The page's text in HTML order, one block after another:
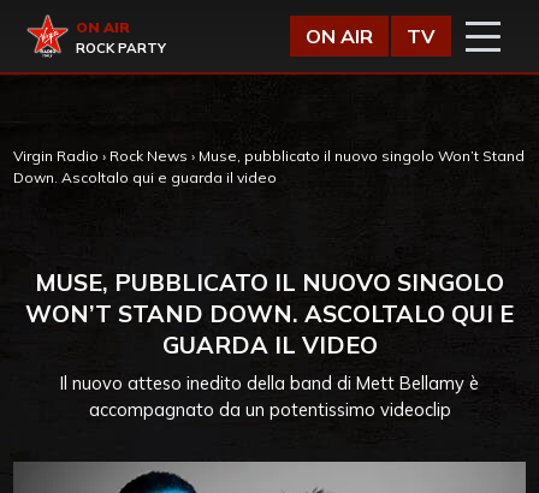
Virgin Radio
ON AIR
ROCK PARTY
ON AIR TV
Virgin Radio › Rock News › Muse, pubblicato il nuovo singolo Won’t Stand
Down. Ascoltalo qui e guarda il video
MUSE, PUBBLICATO IL NUOVO SINGOLO
WON’T STAND DOWN. ASCOLTALO QUI E
GUARDA IL VIDEO
Il nuovo atteso inedito della band di Mett Bellamy è
accompagnato da un potentissimo videoclip